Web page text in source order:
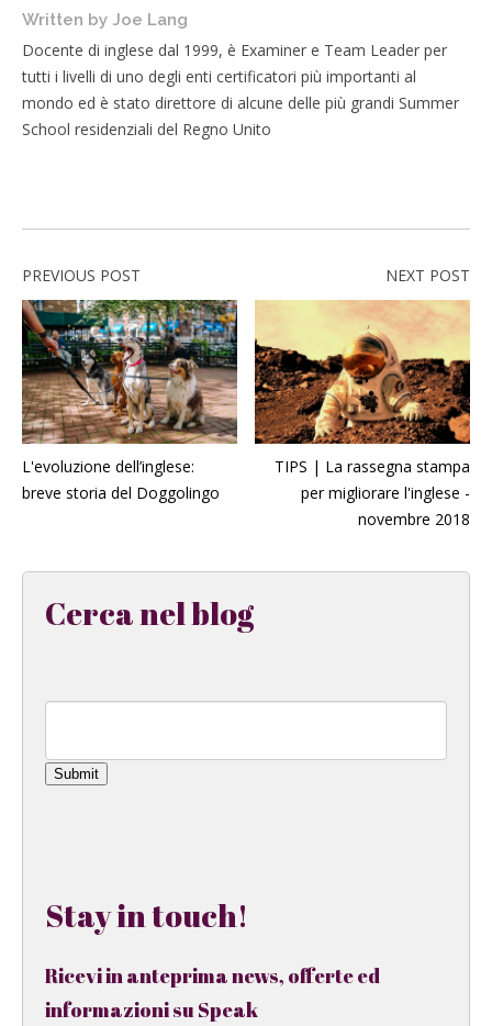
Written by Joe Lang
Docente di inglese dal 1999, è Examiner e Team Leader per
tutti i livelli di uno degli enti certificatori più importanti al
mondo ed è stato direttore di alcune delle più grandi Summer
School residenziali del Regno Unito
PREVIOUS POST
L'evoluzione dell’inglese:
breve storia del Doggolingo
NEXT POST
TIPS | La rassegna stampa
per migliorare l'inglese -
novembre 2018
Cerca nel blog
Submit
Stay in touch!
Ricevi in anteprima news, offerte ed
informazioni su Speak